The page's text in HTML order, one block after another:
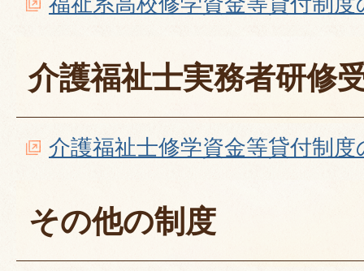
介護福祉士実務者研修
介護福祉士修学資金等貸付制度
その他の制度